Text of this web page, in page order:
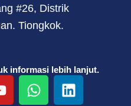
#26, Distrik
Tiongkok.
informasi lebih lanjut.
W
h
L
i